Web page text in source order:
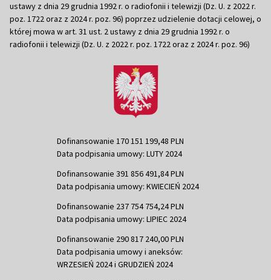
ustawy z dnia 29 grudnia 1992 r. o radiofonii i telewizji (Dz. U. z 2022 r.
poz. 1722 oraz z 2024 r. poz. 96) poprzez udzielenie dotacji celowej, o
której mowa w art. 31 ust. 2 ustawy z dnia 29 grudnia 1992 r. o
radiofonii i telewizji (Dz. U. z 2022 r. poz. 1722 oraz z 2024 r. poz. 96)
Dofinansowanie 170 151 199,48 PLN
Data podpisania umowy: LUTY 2024
Dofinansowanie 391 856 491,84 PLN
Data podpisania umowy: KWIECIEŃ 2024
Dofinansowanie 237 754 754,24 PLN
Data podpisania umowy: LIPIEC 2024
Dofinansowanie 290 817 240,00 PLN
Data podpisania umowy i aneksów:
WRZESIEŃ 2024 i GRUDZIEŃ 2024